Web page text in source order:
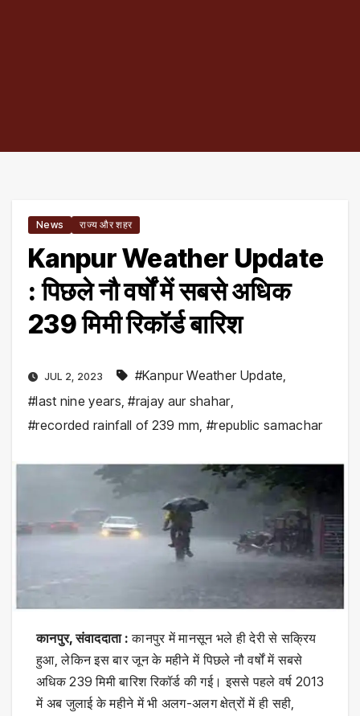
News राज्य और शहर
Kanpur Weather Update
: पिछले नौ वर्षों में सबसे अधिक
239 मिमी रिकॉर्ड बारिश
JUL 2, 2023 #Kanpur Weather Update,
#last nine years,#rajay aur shahar,
#recorded rainfall of 239 mm,#republic samachar
कानपुर, संवाददाता : कानपुर में मानसून भले ही देरी से सक्रिय
हुआ, लेकिन इस बार जून के महीने में पिछले नौ वर्षों में सबसे
अधिक 239 मिमी बारिश रिकॉर्ड की गई। इससे पहले वर्ष 2013
में अब जुलाई के महीने में भी अलग-अलग क्षेत्रों में ही सही,